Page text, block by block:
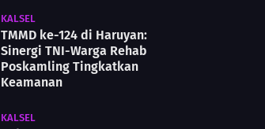
KALSEL
TMMD ke-124 di Haruyan:
Sinergi TNI-Warga Rehab
Poskamling Tingkatkan
Keamanan
KALSEL